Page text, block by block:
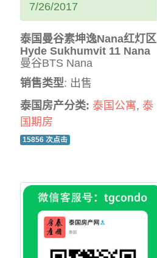
7/26/2017
泰国曼谷素坤逸Nana红灯区
Hyde Sukhumvit 11 Nana
曼谷BTS Nana
销售类型: 出售
泰国房产分类: 泰国公寓, 泰
国期房
15856 次点击